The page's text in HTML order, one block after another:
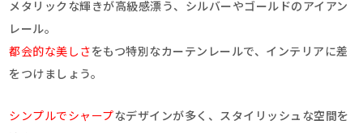
メタリックな輝きが高級感漂う、シルバーやゴールドのアイアン
レール。
都会的な美しさ をもつ特別なカーテンレールで、インテリアに差
をつけましょう。
シンプルでシャープ なデザインが多く、スタイリッシュな空間を